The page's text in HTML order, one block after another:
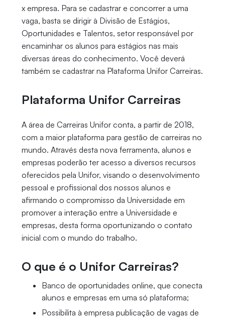
x empresa. Para se cadastrar e concorrer a uma
vaga, basta se dirigir à Divisão de Estágios,
Oportunidades e Talentos, setor responsável por
encaminhar os alunos para estágios nas mais
diversas áreas do conhecimento. Você deverá
também se cadastrar na Plataforma Unifor Carreiras.
Plataforma Unifor Carreiras
A área de Carreiras Unifor conta, a partir de 2018,
com a maior plataforma para gestão de carreiras no
mundo. Através desta nova ferramenta, alunos e
empresas poderão ter acesso a diversos recursos
oferecidos pela Unifor, visando o desenvolvimento
pessoal e profissional dos nossos alunos e
afirmando o compromisso da Universidade em
promover a interação entre a Universidade e
empresas, desta forma oportunizando o contato
inicial com o mundo do trabalho.
O que é o Unifor Carreiras?
Banco de oportunidades online, que conecta
alunos e empresas em uma só plataforma;
Possibilita à empresa publicação de vagas de